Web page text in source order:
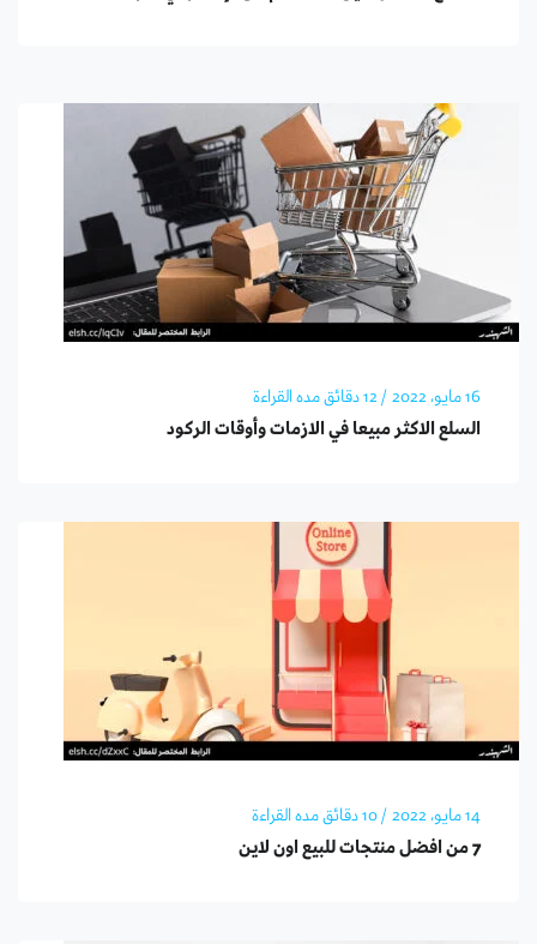
16 مايو، 2022 / 12 دقائق مده القراءة
السلع الاكثر مبيعا في الازمات وأوقات الركود
14 مايو، 2022 / 10 دقائق مده القراءة
7 من افضل منتجات للبيع اون لاين